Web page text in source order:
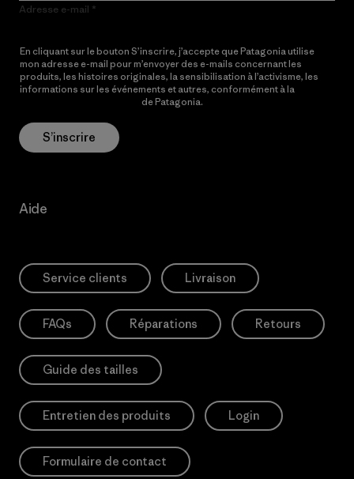
Adresse e-mail
En cliquant sur le bouton S’inscrire, j’accepte que Patagonia utilise
mon adresse e-mail pour m’envoyer des e-mails concernant les
produits, les histoires originales, la sensibilisation à l’activisme, les
informations sur les événements et autres, conformément à la
de Patagonia.
S’inscrire
Aide
Service clients Livraison
FAQs Réparations Retours
Guide des tailles
Entretien des produits Login
Formulaire de contact